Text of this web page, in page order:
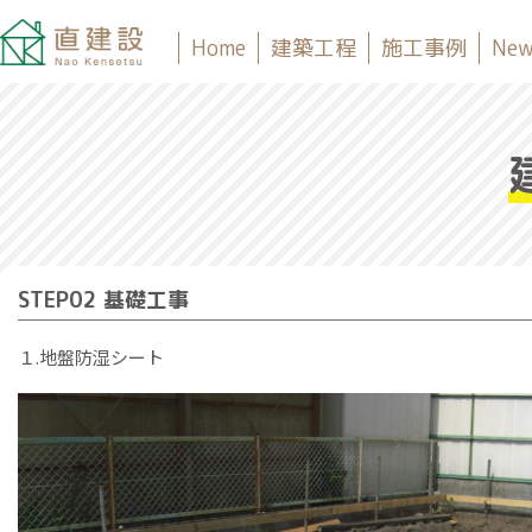
Home 建築工程 施工事例
STEP02 基礎工事
１.地盤防湿シート